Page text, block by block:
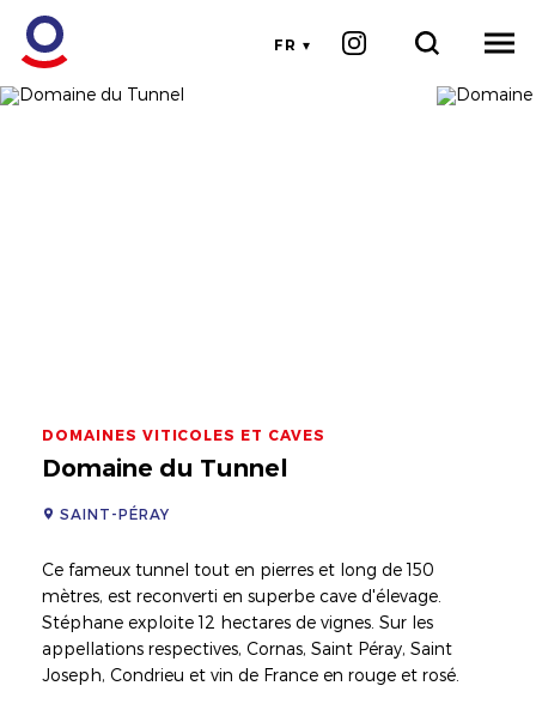
FR
DOMAINES VITICOLES ET CAVES
Domaine du Tunnel
SAINT-PÉRAY
Ce fameux tunnel tout en pierres et long de 150
mètres, est reconverti en superbe cave d'élevage.
Stéphane exploite 12 hectares de vignes. Sur les
appellations respectives, Cornas, Saint Péray, Saint
Joseph, Condrieu et vin de France en rouge et rosé.